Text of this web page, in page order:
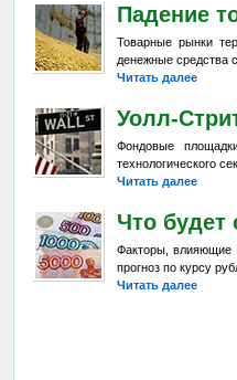
Падение
Товарные рынки
денежные средства
Читать далее
Уолл-
Фондовые
технологического
Читать далее
Что будет
Факторы, влияющие
прогноз по курсу
Читать далее